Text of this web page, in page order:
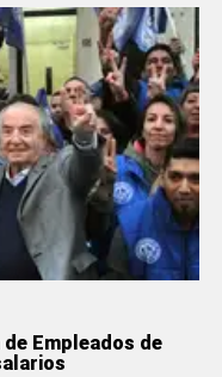
Empleados de